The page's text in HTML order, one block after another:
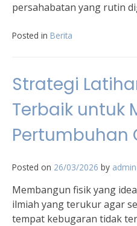
persahabatan yang rutin
Posted in Berita
Strategi
Terbaik untuk
Pertumbuhan
Posted on 26/03/2026 by admin
Membangun fisik yang
ilmiah yang terukur agar
tempat kebugaran tidak